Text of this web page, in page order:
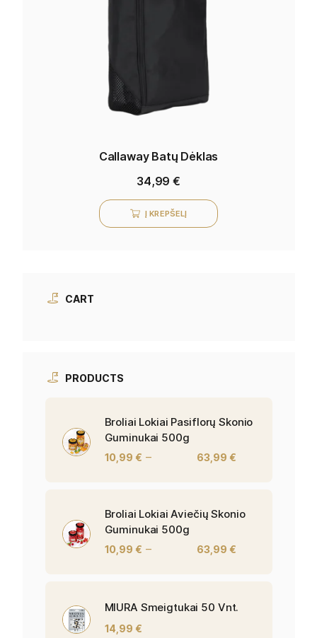
Callaway Batų Dėklas
34,99€
Į KREPŠELĮ
CART
PRODUCTS
Broliai Lokiai Pasiflorų Skonio
Guminukai 500g
10,99 € – 63,99 €
Broliai Lokiai Aviečių Skonio
Guminukai 500g
10,99 € – 63,99 €
MIURA Smeigtukai 50 Vnt.
14,99 €